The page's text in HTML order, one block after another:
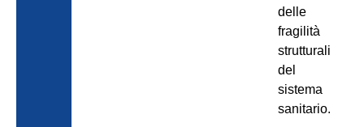
delle
fragilità
strutturali
del
sistema
sanitario.